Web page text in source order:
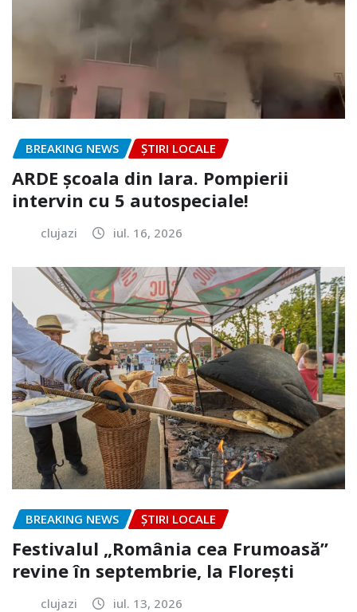
BREAKING NEWS ȘTIRI LOCALE
ARDE școala din Iara. Pompierii
intervin cu 5 autospeciale!
clujazi iul. 16, 2026
BREAKING NEWS ȘTIRI LOCALE
Festivalul „România cea Frumoasă”
revine în septembrie, la Florești
clujazi iul. 13, 2026